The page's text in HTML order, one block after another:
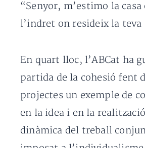
“Senyor, m’estimo la
l’indret on resideix la
En quart lloc, l’ABCat ha
partida de la cohesió fent
projectes un exemple de
en la idea i en la
dinàmica del treball